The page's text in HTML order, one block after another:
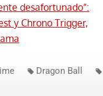
desafortunado”:
y Chrono Trigger,
Dragon Ball